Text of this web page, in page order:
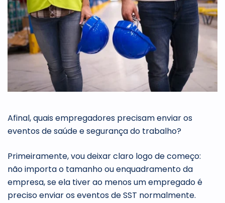
Afinal, quais empregadores precisam enviar os
eventos de saúde e segurança do trabalho?
Primeiramente, vou deixar claro logo de começo:
não importa o tamanho ou enquadramento da
empresa, se ela tiver ao menos um empregado é
preciso enviar os eventos de SST normalmente.